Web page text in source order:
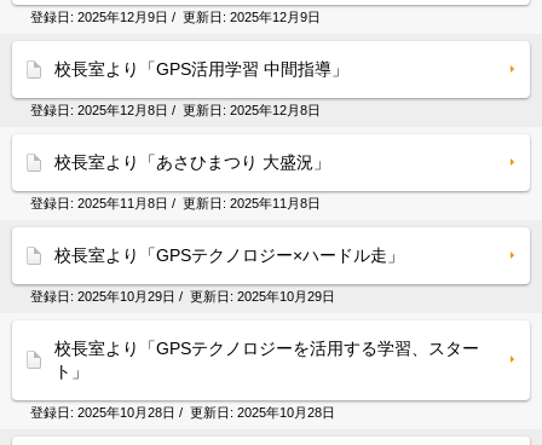
登録日: 2025年12月9日 / 更新日: 2025年12月9日
校長室より「GPS活用学習 中間指導」
登録日: 2025年12月8日 / 更新日: 2025年12月8日
校長室より「あさひまつり 大盛況」
登録日: 2025年11月8日 / 更新日: 2025年11月8日
校長室より「GPSテクノロジー×ハードル走」
登録日: 2025年10月29日 / 更新日: 2025年10月29日
校長室より「GPSテクノロジーを活用する学習、スター
ト」
登録日: 2025年10月28日 / 更新日: 2025年10月28日